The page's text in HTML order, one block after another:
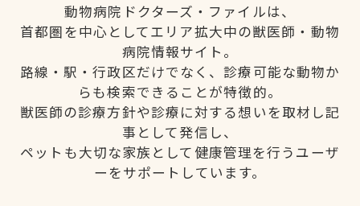
動物病院ドクターズ・ファイルは、
首都圏を中心としてエリア拡大中の獣医師・動物
病院情報サイト。
路線・駅・行政区だけでなく、診療可能な動物か
らも検索できることが特徴的。
獣医師の診療方針や診療に対する想いを取材し記
事として発信し、
ペットも大切な家族として健康管理を行うユーザ
ーをサポートしています。